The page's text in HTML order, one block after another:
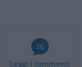
36
Leggi i commenti